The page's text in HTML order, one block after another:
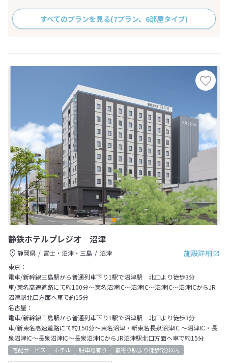
すべてのプランを見る(7プラン、6部屋タイプ)
静鉄ホテルプレジオ 沼津
施設詳細
静岡県 富士・沼津・三島
沼津
東京：
電車/新幹線三島駅から普通列車下り1駅で沼津駅 北口より徒歩3分
車/東名高速道路にて約100分～東名沼津IC～沼津IC～沼津IC～沼津ICからJR
沼津駅北口方面へ車で約15分
名古屋：
電車/新幹線三島駅から普通列車下り1駅で沼津駅 北口より徒歩3分
車/新東名高速道路にて約150分～東名沼津・新東名長泉沼津IC ～沼津IC・長
泉沼津IC～長泉沼津IC～長泉沼津ICからJR沼津駅北口方面へ車で約15分
宅配サービス ホテル 駐車場有り 最寄り駅より徒歩5分以内